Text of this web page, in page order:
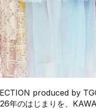
produced by
年のはじまりを、